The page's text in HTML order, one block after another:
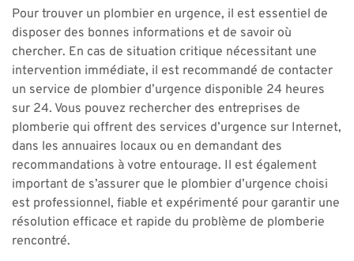
Pour trouver un plombier en urgence, il est essentiel de
disposer des bonnes informations et de savoir où
chercher. En cas de situation critique nécessitant une
intervention immédiate, il est recommandé de contacter
un service de plombier d’urgence disponible 24 heures
sur 24. Vous pouvez rechercher des entreprises de
plomberie qui offrent des services d’urgence sur Internet,
dans les annuaires locaux ou en demandant des
recommandations à votre entourage. Il est également
important de s’assurer que le plombier d’urgence choisi
est professionnel, fiable et expérimenté pour garantir une
résolution efficace et rapide du problème de plomberie
rencontré.